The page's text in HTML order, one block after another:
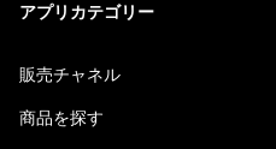
アプリカテゴリー
販売チャネル
商品を探す